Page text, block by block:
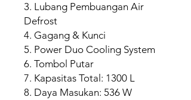
3. Lubang Pembuangan Air
Defrost
4. Gagang & Kunci
5. Power Duo Cooling System
6. Tombol Putar
7. Kapasitas Total: 1300 L
8. Daya Masukan: 536 W